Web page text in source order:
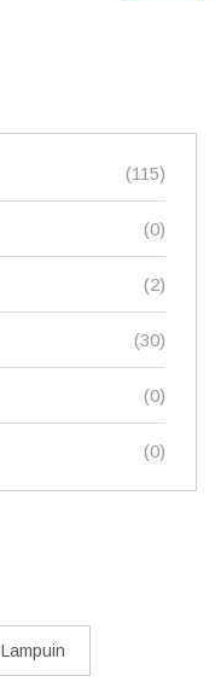
(115)
(0)
(2)
(30)
(0)
(0)
Lampuin